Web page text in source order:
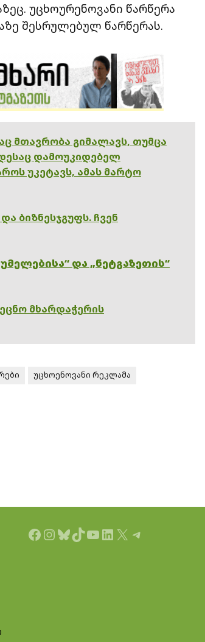
უცხოურენოვანი წარწერა
შესრულებულ წარწერას.
მთავრობა გიმალავს, თუმცა
დამოუკიდებელ
უკეტავს, ამას მარტო
ბიზნესჯგუფს. ჩვენ
და „ნეტგაზეთის“
მხარდაჭერის
უცხოენოვანი რეკლამა
Facebook
Instagram
Bluesky
TikTok
YouTube
LinkedIn
X Telegram